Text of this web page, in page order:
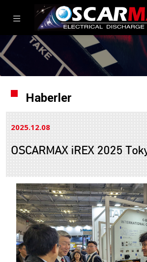
Haberler
2025.1208
OSCARMAX iREX 2025